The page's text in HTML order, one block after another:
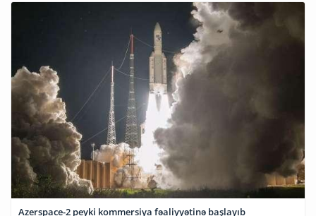
Azerspace-2 peyki kommersiya fəaliyyətinə başlayıb